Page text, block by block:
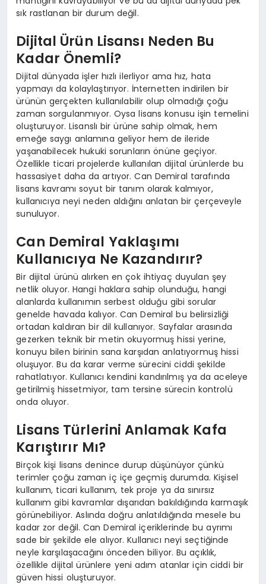
sık rastlanan bir durum değil.
Dijital Ürün Lisansı Neden Bu
Kadar Önemli?
Dijital dünyada işler hızlı ilerliyor ama hız, hata
yapmayı da kolaylaştırıyor. İnternetten indirilen bir
ürünün gerçekten kullanılabilir olup olmadığı çoğu
zaman sorgulanmıyor. Oysa lisans konusu işin temelini
oluşturuyor. Lisanslı bir ürüne sahip olmak, hem
emeğe saygı anlamına geliyor hem de ileride
yaşanabilecek hukuki sorunların önüne geçiyor.
Özellikle ticari projelerde kullanılan dijital ürünlerde bu
hassasiyet daha da artıyor. Can Demiral tarafında
lisans kavramı soyut bir tanım olarak kalmıyor,
kullanıcıya neyi neden aldığını anlatan bir çerçeveyle
sunuluyor.
Can Demiral Yaklaşımı
Kullanıcıya Ne Kazandırır?
Bir dijital ürünü alırken en çok ihtiyaç duyulan şey
netlik oluyor. Hangi haklara sahip olunduğu, hangi
alanlarda kullanımın serbest olduğu gibi sorular
genelde havada kalıyor. Can Demiral bu belirsizliği
ortadan kaldıran bir dil kullanıyor. Sayfalar arasında
gezerken teknik bir metin okuyormuş hissi yerine,
konuyu bilen birinin sana karşıdan anlatıyormuş hissi
oluşuyor. Bu da karar verme sürecini ciddi şekilde
rahatlatıyor. Kullanıcı kendini kandırılmış ya da aceleye
getirilmiş hissetmiyor, tam tersine sürecin kontrolü
onda oluyor.
Lisans Türlerini Anlamak Kafa
Karıştırır Mı?
Birçok kişi lisans denince durup düşünüyor çünkü
terimler çoğu zaman iç içe geçmiş durumda. Kişisel
kullanım, ticari kullanım, tek proje ya da sınırsız
kullanım gibi kavramlar dışarıdan bakıldığında karmaşık
görünebiliyor. Aslında doğru anlatıldığında mesele bu
kadar zor değil. Can Demiral içeriklerinde bu ayrımı
sade bir şekilde ele alıyor. Kullanıcı neyi seçtiğinde
neyle karşılaşacağını önceden biliyor. Bu açıklık,
özellikle dijital ürünlere yeni adım atanlar için ciddi bir
güven hissi oluşturuyor.